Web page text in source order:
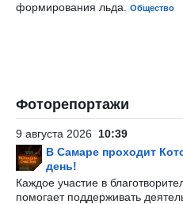
формирования льда.
Общество
Фоторепортажи
9 августа 2026 10:39
В Самаре проходит
день!
Каждое участие в
помогает поддерживать